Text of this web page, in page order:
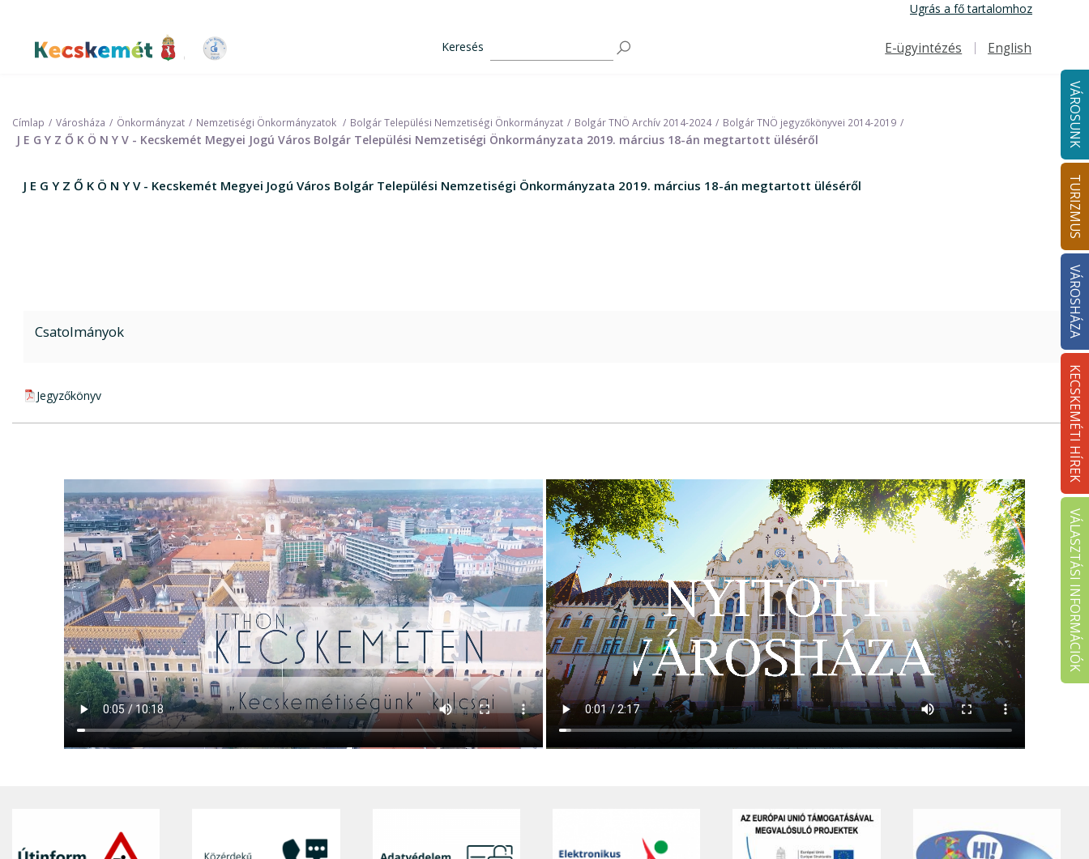
tartalomra
Ugrás a fő tartalomhoz
Kecskemét Város Honlapja
Keresés
Felső navigáció
E-ügyintézés English
VÁROSUNK
TURIZMUS
VÁROSHÁZA
KECSKEMÉTI HÍREK
VÁLASZTÁSI INFORMÁCIÓK
Címlap Városháza Önkormányzat Nemzetiségi Önkormányzatok Bolgár Települési Nemzetiségi Önkormányzat Bolgár TNÖ Archív 2014-2024 Bolgár TNÖ jegyzőkönyvei 2014-2019
J E G Y Z Ő K Ö N Y V - Kecskemét Megyei Jogú Város Bolgár Települési Nemzetiségi Önkormányzata 2019. március 18-án megtartott üléséről
J E G Y Z Ő K Ö N Y V - Kecskemét Megyei Jogú Város Bolgár Települési Nemzetiségi Önkormányzata 2019. március 18-án megtartott üléséről
Csatolmányok
pdf csatolmány:
Jegyzőkönyv